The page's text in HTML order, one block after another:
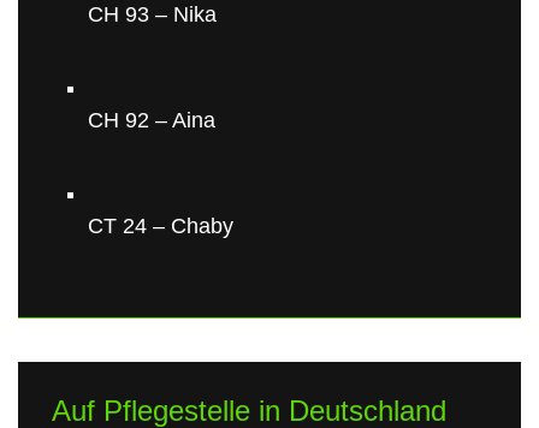
CH 93 – Nika
CH 92 – Aina
CT 24 – Chaby
Auf Pflegestelle in Deutschland